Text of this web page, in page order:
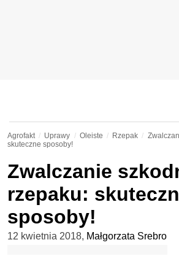
Agrofakt Uprawy Oleiste Rzepak
skuteczne sposoby!
Zwalczanie
rzepaku:
sposoby!
12 kwietnia 2018, Małgorzata Srebro